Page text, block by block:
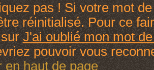
pas ! Si votre mot
réinitialisé. Pour ce
surJ'ai oublié mon mot
pouvoir vous
en haut de page